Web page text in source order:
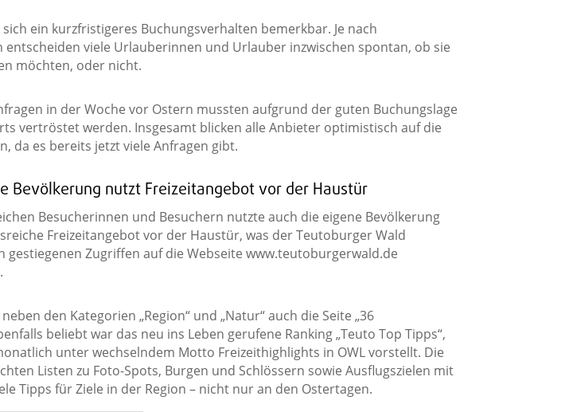
ein kurzfristigeres Buchungsverhalten bemerkbar. Je nach
entscheiden viele Urlauberinnen und Urlauber inzwischen spontan, ob sie
möchten, oder nicht.
in der Woche vor Ostern mussten aufgrund der guten Buchungslage
vertröstet werden. Insgesamt blicken alle Anbieter optimistisch auf die
da es bereits jetzt viele Anfragen gibt.
Bevölkerung nutzt Freizeitangebot vor der Haustür
Besucherinnen und Besuchern nutzte auch die eigene Bevölkerung
Freizeitangebot vor der Haustür, was der Teutoburger Wald
gestiegenen Zugriffen auf die Webseite www.teutoburgerwald.de
den Kategorien „Region“ und „Natur“ auch die Seite „36
beliebt war das neu ins Leben gerufene Ranking „Teuto Top Tipps“,
unter wechselndem Motto Freizeithighlights in OWL vorstellt. Die
Listen zu Foto-Spots, Burgen und Schlössern sowie Ausflugszielen mit
Tipps für Ziele in der Region – nicht nur an den Ostertagen.